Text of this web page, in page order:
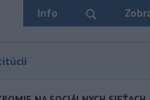
Info